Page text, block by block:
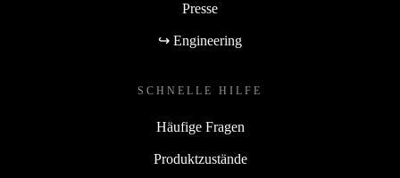
Presse
↪ Engineering
SCHNELLE HILFE
Häufige Fragen
Produktzustände